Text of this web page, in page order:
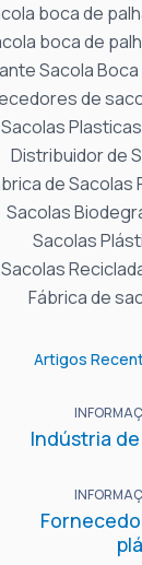
boca de
boca de
Sacola Boca
de
Distribuidor de
de Sacolas
Sacolas
Sacolas
Sacolas
Fábrica de
Artigos
Indústria